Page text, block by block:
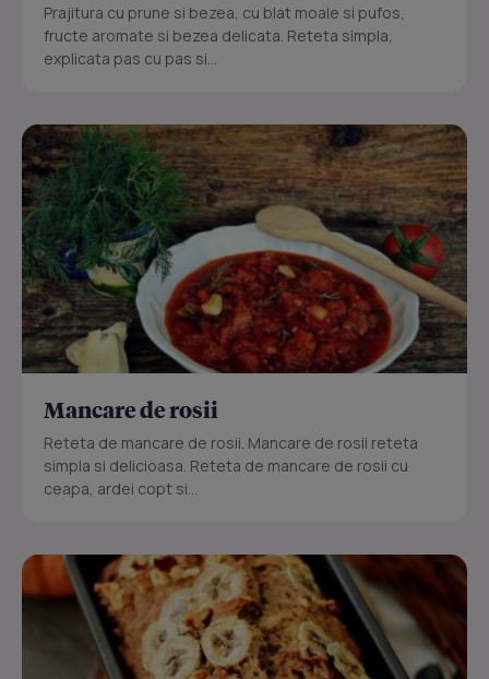
Prajitura cu prune si bezea, cu blat moale si pufos,
fructe aromate si bezea delicata. Reteta simpla,
explicata pas cu pas si...
Mancare de rosii
Reteta de mancare de rosii. Mancare de rosii reteta
simpla si delicioasa. Reteta de mancare de rosii cu
ceapa, ardei copt si...